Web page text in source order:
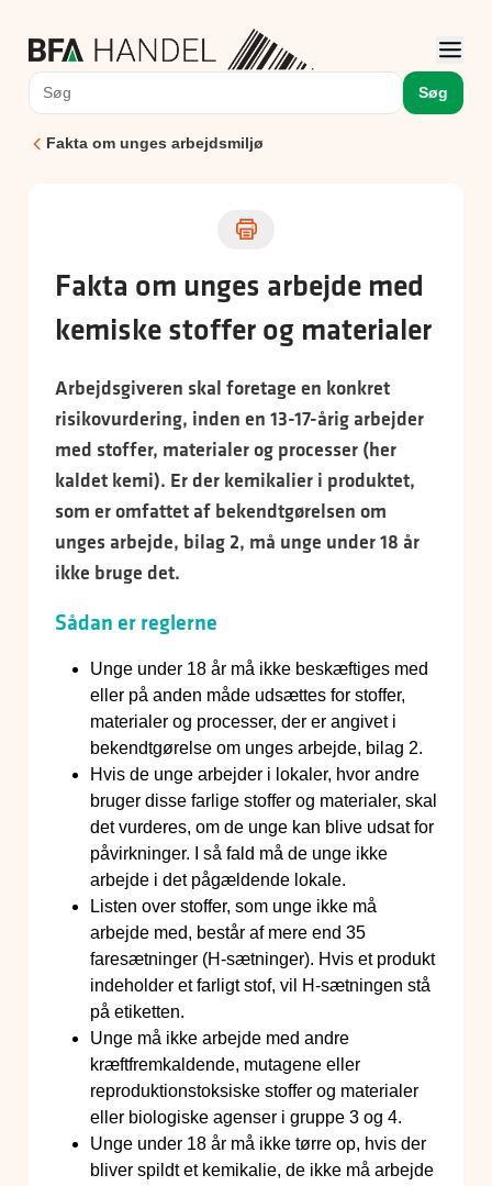
Søg
Fakta om unges arbejdsmiljø
Fakta om unges arbejde med
kemiske stoffer og materialer
Arbejdsgiveren skal foretage en konkret
risikovurdering, inden en 13-17-årig arbejder
med stoffer, materialer og processer (her
kaldet kemi). Er der kemikalier i produktet,
som er omfattet af bekendtgørelsen om
unges arbejde, bilag 2, må unge under 18 år
ikke bruge det.
Sådan er reglerne
Unge under 18 år må ikke beskæftiges med
eller på anden måde udsættes for stoffer,
materialer og processer, der er angivet i
bekendtgørelse om unges arbejde, bilag 2.
Hvis de unge arbejder i lokaler, hvor andre
bruger disse farlige stoffer og materialer, skal
det vurderes, om de unge kan blive udsat for
påvirkninger. I så fald må de unge ikke
arbejde i det pågældende lokale.
Listen over stoffer, som unge ikke må
arbejde med, består af mere end 35
faresætninger (H-sætninger). Hvis et produkt
indeholder et farligt stof, vil H-sætningen stå
på etiketten.
Unge må ikke arbejde med andre
kræftfremkaldende, mutagene eller
reproduktionstoksiske stoffer og materialer
eller biologiske agenser i gruppe 3 og 4.
Unge under 18 år må ikke tørre op, hvis der
bliver spildt et kemikalie, de ikke må arbejde